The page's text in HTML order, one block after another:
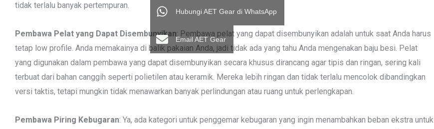
tidak terlalu banyak pertempuran.
Pembawa Pelat yang Dapat Disembunyikan: Pembawa pelat yang dapat disembunyikan adalah untuk saat Anda harus
tetap low profile. Anda memakainya di balik pakaian Anda, jadi tidak ada yang tahu Anda mengenakan baju besi. Pelat
yang digunakan dalam pembawa yang dapat disembunyikan secara khusus dirancang agar tipis dan ringan, sering kali
terbuat dari bahan canggih seperti polietilen atau keramik. Mereka lebih ringan dan tidak terlalu mencolok dibandingkan
versi taktis, tetapi mungkin tidak menawarkan banyak perlindungan atau ruang untuk perlengkapan.
Pembawa Piring Kebugaran: Ya, ada kategori untuk penggemar kebugaran yang ingin menambahkan beban ekstra untuk
Hubungi AET Gear di WhatsApp
Email AET Gear